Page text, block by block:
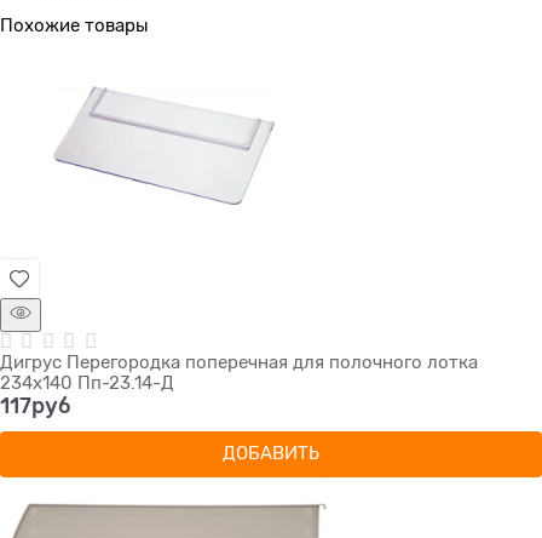
Похожие товары
Дигрус Перегородка поперечная для полочного лотка
234х140 Пп-23.14-Д
117руб
ДОБАВИТЬ